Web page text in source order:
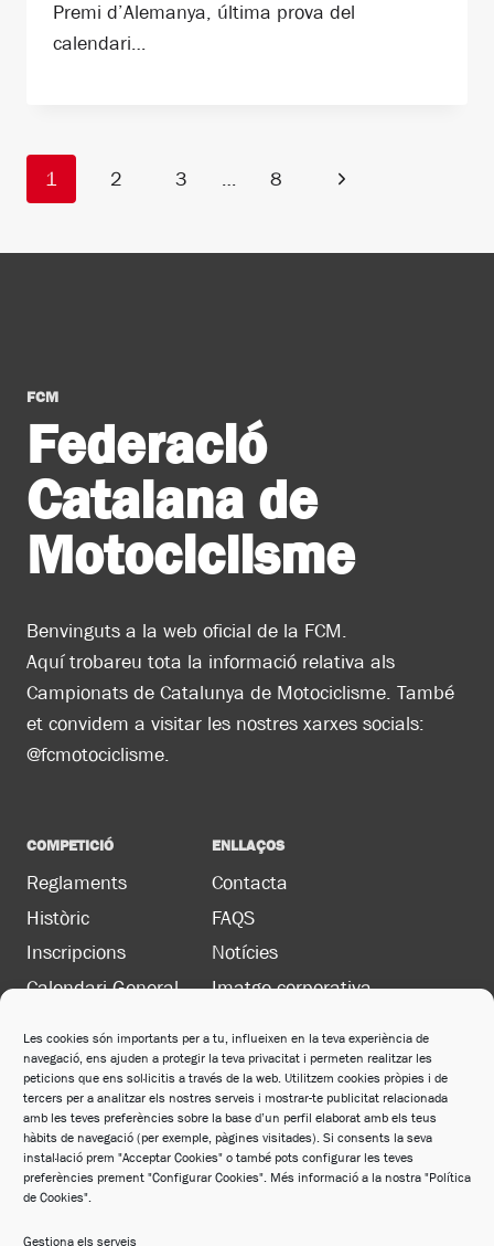
Les cookies són importants per a tu, influeixen en la teva experiència de
navegació, ens ajuden a protegir la teva privacitat i permeten realitzar les
peticions que ens sol·licitis a través de la web. Utilitzem cookies pròpies i de
tercers per a analitzar els nostres serveis i mostrar-te publicitat relacionada
amb les teves preferències sobre la base d’un perfil elaborat amb els teus
hàbits de navegació (per exemple, pàgines visitades). Si consents la seva
instal·lació prem "Acceptar Cookies" o també pots configurar les teves
preferències prement "Configurar Cookies". Més informació a la nostra "Política
de Cookies".
Gestiona els serveis
Premi d’Alemanya, última prova del
calendari…
Navegació
de
1 2 3 … 8
Pàgina
FCM
Federació
Catalana de
Motociclisme
Benvinguts a la web oficial de la FCM.
Aquí trobareu tota la informació relativa als
Campionats de Catalunya de Motociclisme. També
et convidem a visitar les nostres xarxes socials:
@fcmotociclisme.
COMPETICIÓ
Reglaments
Històric
Inscripcions
Calendari General
ENLLAÇOS
Contacta
FAQS
Notícies
Imatge corporativa
LEGAL
Política de privacitat
Política de cookies
Avís legal
Política de xarxes socials